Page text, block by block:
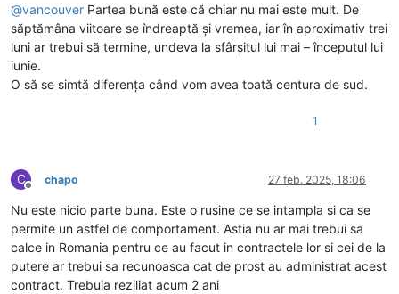
@vancouver Partea bună este că chiar nu mai este mult. De
săptămâna viitoare se îndreaptă și vremea, iar în aproximativ trei
luni ar trebui să termine, undeva la sfârșitul lui mai – începutul lui
iunie.
O să se simtă diferența când vom avea toată centura de sud.
1
C
Deconectat
chapo 27 feb. 2025, 18:06
Nu este nicio parte buna. Este o rusine ce se intampla si ca se
permite un astfel de comportament. Astia nu ar mai trebui sa
calce in Romania pentru ce au facut in contractele lor si cei de la
putere ar trebui sa recunoasca cat de prost au administrat acest
contract. Trebuia reziliat acum 2 ani